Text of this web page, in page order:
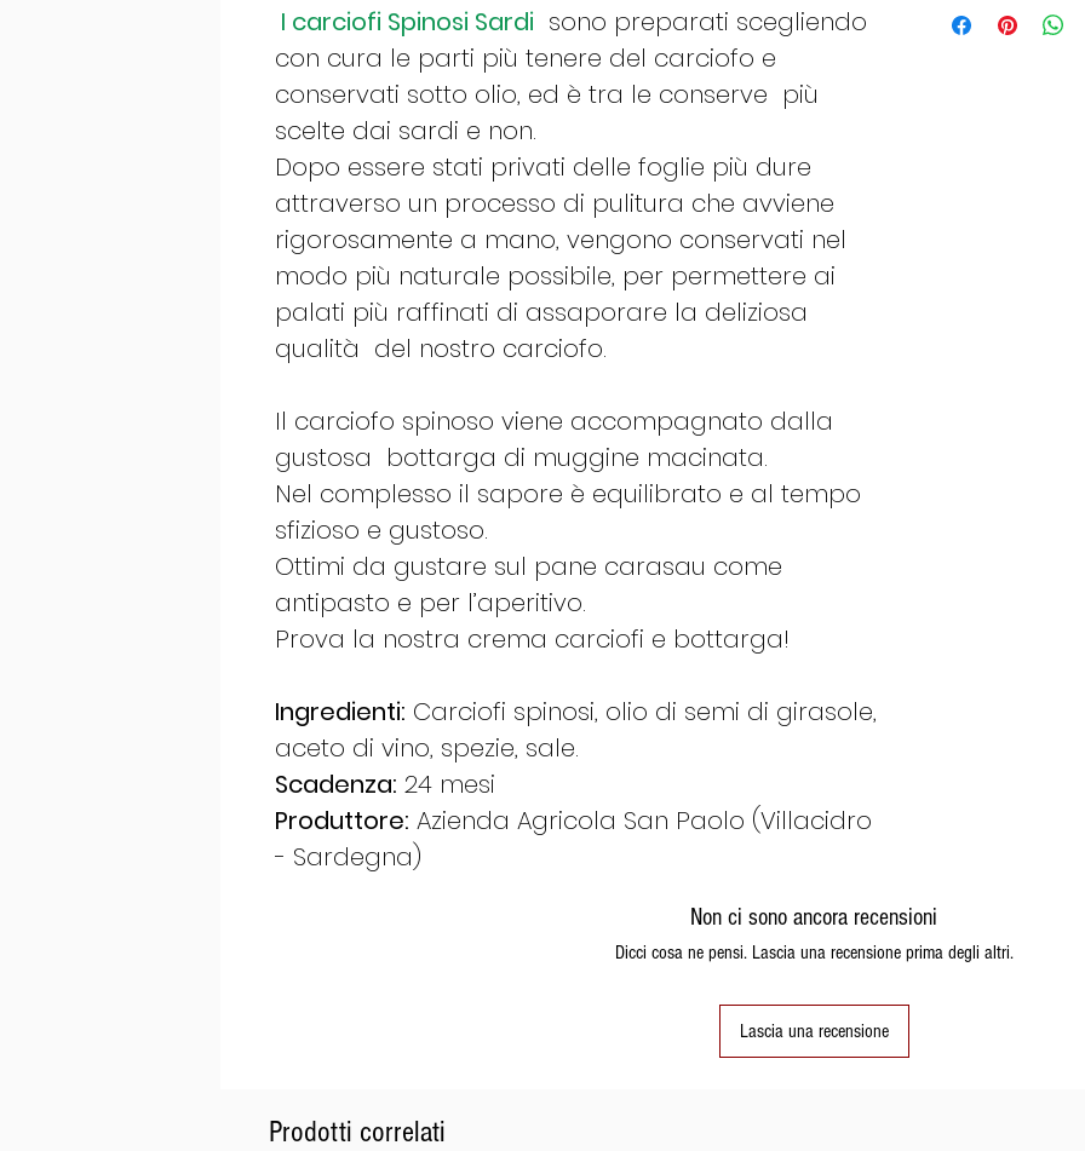
I carciofi Spinosi Sardi sono preparati scegliendo
con cura le parti più tenere del carciofo e
conservati sotto olio, ed è tra le conserve più
scelte dai sardi e non.
Dopo essere stati privati delle foglie più dure
attraverso un processo di pulitura che avviene
rigorosamente a mano, vengono conservati nel
modo più naturale possibile, per permettere ai
palati più raffinati di assaporare la deliziosa
qualità del nostro carciofo.
Il carciofo spinoso viene accompagnato dalla
gustosa bottarga di muggine macinata.
Nel complesso il sapore è equilibrato e al tempo
sfizioso e gustoso.
Ottimi da gustare sul pane carasau come
antipasto e per l’aperitivo.
Prova la nostra crema carciofi e bottarga!
Ingredienti: Carciofi spinosi, olio di semi di girasole,
aceto di vino, spezie, sale.
Scadenza: 24 mesi
Produttore: Azienda Agricola San Paolo (Villacidro
- Sardegna)
Valori medi per
Non ci sono ancora recensioni
Dicci cosa ne pensi. Lascia una recensione prima degli altri.
Lascia una recensione
Prodotti correlati